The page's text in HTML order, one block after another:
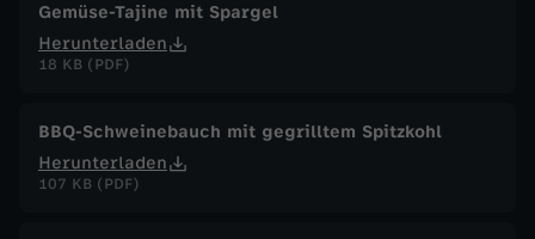
Gemüse-Tajine mit Spargel
Herunterladen
18 KB (PDF)
BBQ-Schweinebauch mit gegrilltem Spitzkohl
Herunterladen
107 KB (PDF)